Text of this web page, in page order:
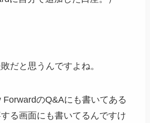
だと思うんですよね。
ForwardのQ&Aにも書いてある
る画面にも書いてるんですけ